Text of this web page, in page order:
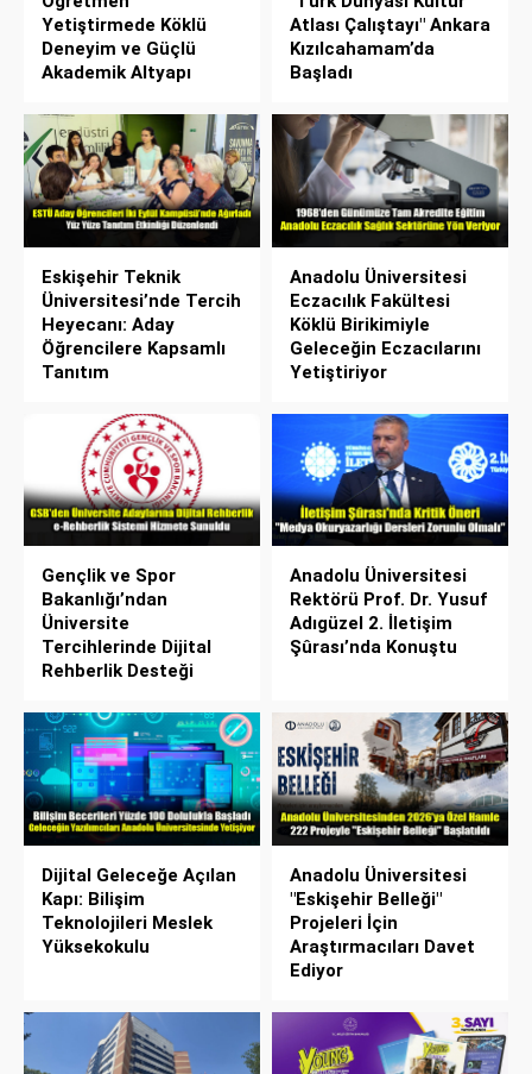
Yetiştirmede Köklü
Deneyim ve Güçlü
Akademik Altyapı
Atlası Çalıştayı" Ankara
Kızılcahamam’da
Başladı
Eskişehir Teknik
Üniversitesi’nde Tercih
Heyecanı: Aday
Öğrencilere Kapsamlı
Tanıtım
Anadolu Üniversitesi
Eczacılık Fakültesi
Köklü Birikimiyle
Geleceğin Eczacılarını
Yetiştiriyor
Gençlik ve Spor
Bakanlığı’ndan
Üniversite
Tercihlerinde Dijital
Rehberlik Desteği
Anadolu Üniversitesi
Rektörü Prof. Dr. Yusuf
Adıgüzel 2. İletişim
Şûrası’nda Konuştu
Dijital Geleceğe Açılan
Kapı: Bilişim
Teknolojileri Meslek
Yüksekokulu
Anadolu Üniversitesi
"Eskişehir Belleği"
Projeleri İçin
Araştırmacıları Davet
Ediyor